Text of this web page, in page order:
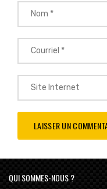
QUI SOMMES-NOUS ?